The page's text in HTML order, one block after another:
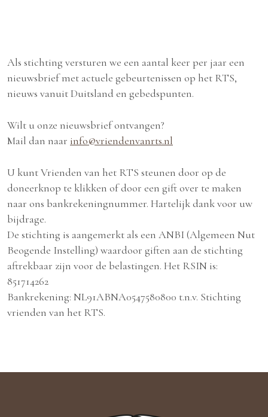
Als stichting versturen we een aantal keer per jaar een
nieuwsbrief met actuele gebeurtenissen op het RTS,
nieuws vanuit Duitsland en gebedspunten.
Wilt u onze nieuwsbrief ontvangen?
Mail dan naar info@vriendenvanrts.nl
U kunt Vrienden van het RTS steunen door op de
doneerknop te klikken of door een gift over te maken
naar ons bankrekeningnummer. Hartelijk dank voor uw
bijdrage.
De stichting is aangemerkt als een ANBI (Algemeen Nut
Beogende Instelling) waardoor giften aan de stichting
aftrekbaar zijn voor de belastingen. Het RSIN is:
851714262
Bankrekening: NL91ABNA0547580800 t.n.v. Stichting
vrienden van het RTS.